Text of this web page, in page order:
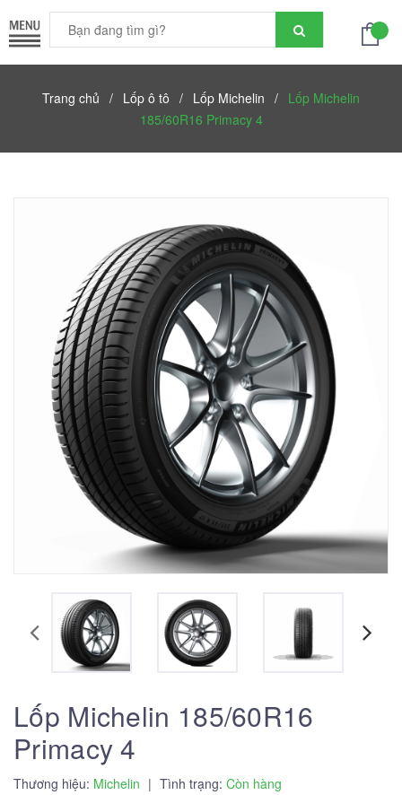
Trang chủ / Lốp ô tô / Lốp Michelin / Lốp Michelin
185/60R16 Primacy 4
Lốp Michelin 185/60R16
Primacy 4
Thương hiệu: Michelin | Tình trạng: Còn hàng